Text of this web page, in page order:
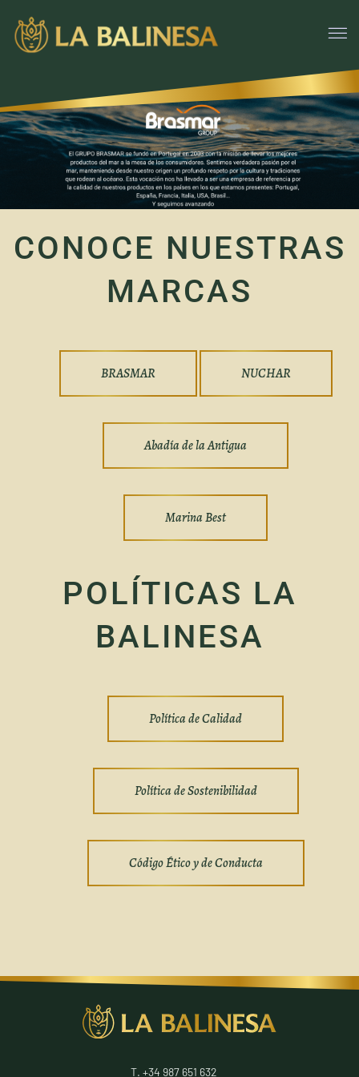
CONOCE NUESTRAS
MARCAS
BRASMAR NUCHAR
Abadía de la Antigua
Marina Best
POLÍTICAS LA
BALINESA
Política de Calidad
Política de Sostenibilidad
Código Ético y de Conducta
T. +34 987 651 632